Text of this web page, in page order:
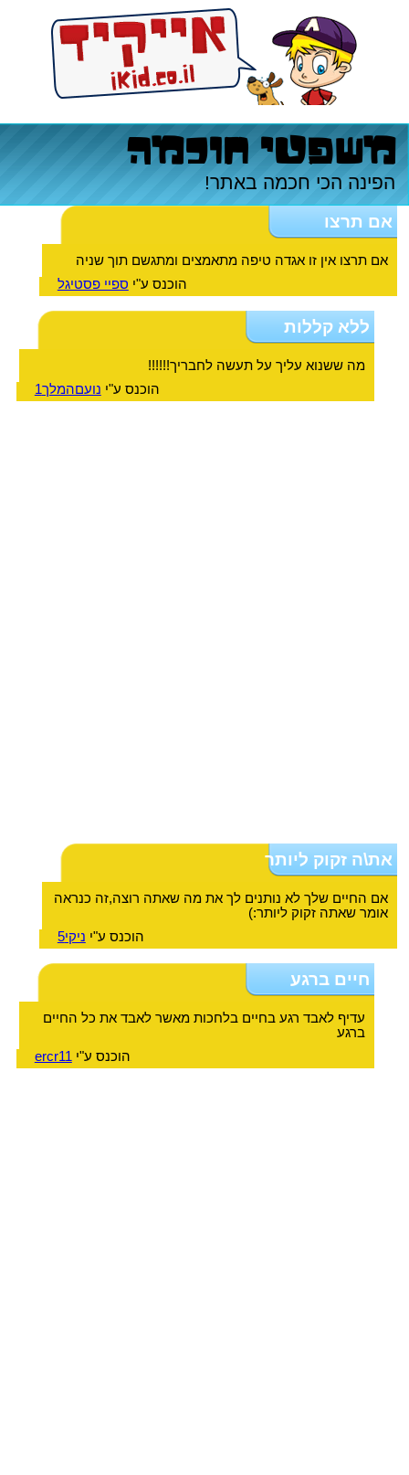
משפטי חוכמה
הפינה הכי חכמה באתר!
אם תרצו
אם תרצו אין זו אגדה טיפה מתאמצים ומתגשם תוך שניה
הוכנס ע"י ספיי פסטיגל
ללא קללות
מה ששנוא עליך על תעשה לחבריך!!!!!!
הוכנס ע"י נועםהמלך1
את\ה זקוק ליותר
אם החיים שלך לא נותנים לך את מה שאתה רוצה,זה כנראה
אומר שאתה זקוק ליותר:)
הוכנס ע"י ניקי5
חיים ברגע
עדיף לאבד רגע בחיים בלחכות מאשר לאבד את כל החיים
ברגע
הוכנס ע"י ercr11